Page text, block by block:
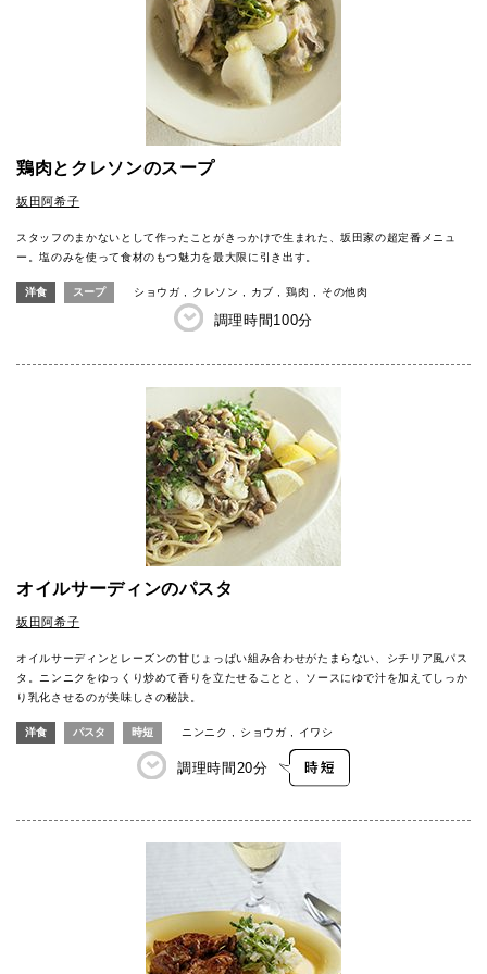
鶏肉とクレソンのスープ
坂田阿希子
スタッフのまかないとして作ったことがきっかけで生まれた、坂田家の超定番メニュ
ー。塩のみを使って食材のもつ魅力を最大限に引き出す。
洋食 スープ ショウガ クレソン カブ 鶏肉 その他肉
調理時間 100分
オイルサーディンのパスタ
坂田阿希子
オイルサーディンとレーズンの甘じょっぱい組み合わせがたまらない、シチリア風パス
タ。ニンニクをゆっくり炒めて香りを立たせることと、ソースにゆで汁を加えてしっか
り乳化させるのが美味しさの秘訣。
洋食 パスタ 時短 ニンニク ショウガ イワシ
調理時間 20分